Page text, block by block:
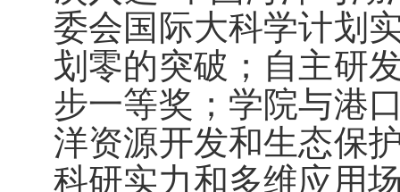
委会国际大科学计划
划零的突破；自主研
步一等奖；学院与港
洋资源开发和生态保
科研实力和多维应用